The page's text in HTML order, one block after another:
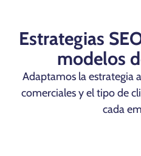
Estrategias
modelos
Adaptamos la estrategia
comerciales y el tipo de
cada